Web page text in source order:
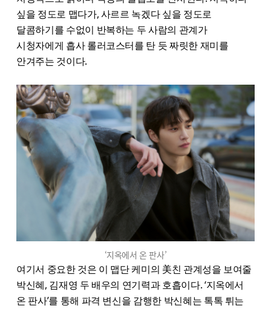
싶을 정도로 맵다가, 사르르 녹겠다 싶을 정도로
달콤하기를 수없이 반복하는 두 사람의 관계가
시청자에게 흡사 롤러코스터를 탄 듯 짜릿한 재미를
안겨주는 것이다.
‘지옥에서 온 판사’
여기서 중요한 것은 이 맵단 케미의 美친 관계성을 보여줄
박신혜, 김재영 두 배우의 연기력과 호흡이다. ‘지옥에서
온 판사’를 통해 파격 변신을 감행한 박신혜는 톡톡 튀는